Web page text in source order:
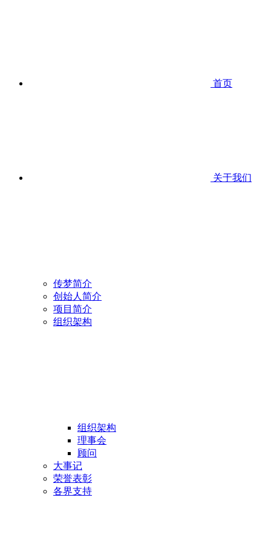
首页
关于我们
传梦简介
创始人简介
项目简介
组织架构
组织架构
理事会
顾问
大事记
荣誉表彰
各界支持